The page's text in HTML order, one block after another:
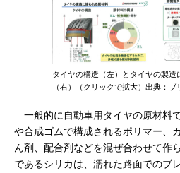
タイヤの構造（左）とタイヤの製造
（右）（クリックで拡大）出典：ブ
一般的に自動車用タイヤの原材料
や合成ゴムで構成されるポリマー、
ん剤、配合剤などを混ぜ合わせて作
であるシリカは、濡れた路面でのブ